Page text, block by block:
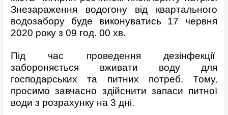
Знезараження водогону від квартального
водозабору буде виконуватись 17 червня
2020 року з 09 год. 00 хв.
Під час проведення дезінфекції
забороняється вживати воду для
господарських та питних потреб. Тому,
просимо завчасно здійснити запаси питної
води з розрахунку на 3 дні.